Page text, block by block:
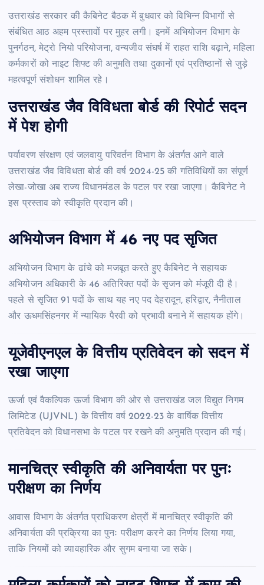
उत्तराखंड सरकार की कैबिनेट बैठक में बुधवार को विभिन्न विभागों से
संबंधित आठ अहम प्रस्तावों पर मुहर लगी। इनमें अभियोजन विभाग के
पुनर्गठन, मेट्रो नियो परियोजना, वन्यजीव संघर्ष में राहत राशि बढ़ाने, महिला
कर्मकारों को नाइट शिफ्ट की अनुमति तथा दुकानों एवं प्रतिष्ठानों से जुड़े
महत्वपूर्ण संशोधन शामिल रहे।
उत्तराखंड जैव विविधता बोर्ड की रिपोर्ट सदन
में पेश होगी
पर्यावरण संरक्षण एवं जलवायु परिवर्तन विभाग के अंतर्गत आने वाले
उत्तराखंड जैव विविधता बोर्ड की वर्ष 2024-25 की गतिविधियों का संपूर्ण
लेखा-जोखा अब राज्य विधानमंडल के पटल पर रखा जाएगा। कैबिनेट ने
इस प्रस्ताव को स्वीकृति प्रदान की।
अभियोजन विभाग में 46 नए पद सृजित
अभियोजन विभाग के ढांचे को मजबूत करते हुए कैबिनेट ने सहायक
अभियोजन अधिकारी के 46 अतिरिक्त पदों के सृजन को मंजूरी दी है।
पहले से सृजित 91 पदों के साथ यह नए पद देहरादून, हरिद्वार, नैनीताल
और ऊधमसिंहनगर में न्यायिक पैरवी को प्रभावी बनाने में सहायक होंगे।
यूजेवीएनएल के वित्तीय प्रतिवेदन को सदन में
रखा जाएगा
ऊर्जा एवं वैकल्पिक ऊर्जा विभाग की ओर से उत्तराखंड जल विद्युत निगम
लिमिटेड (UJVNL) के वित्तीय वर्ष 2022-23 के वार्षिक वित्तीय
प्रतिवेदन को विधानसभा के पटल पर रखने की अनुमति प्रदान की गई।
मानचित्र स्वीकृति की अनिवार्यता पर पुनः
परीक्षण का निर्णय
आवास विभाग के अंतर्गत प्राधिकरण क्षेत्रों में मानचित्र स्वीकृति की
अनिवार्यता की प्रक्रिया का पुनः परीक्षण करने का निर्णय लिया गया,
ताकि नियमों को व्यावहारिक और सुगम बनाया जा सके।